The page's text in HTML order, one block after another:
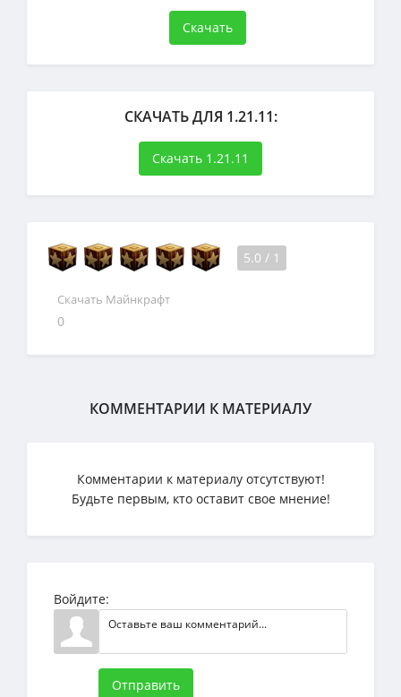
Скачать
СКАЧАТЬ ДЛЯ 1.21.11:
Скачать 1.21.11
5.0 / 1
Скачать Майнкрафт
0
КОММЕНТАРИИ К МАТЕРИАЛУ
Комментарии к материалу отсутствуют!
Будьте первым, кто оставит свое мнение!
Войдите:
Отправить